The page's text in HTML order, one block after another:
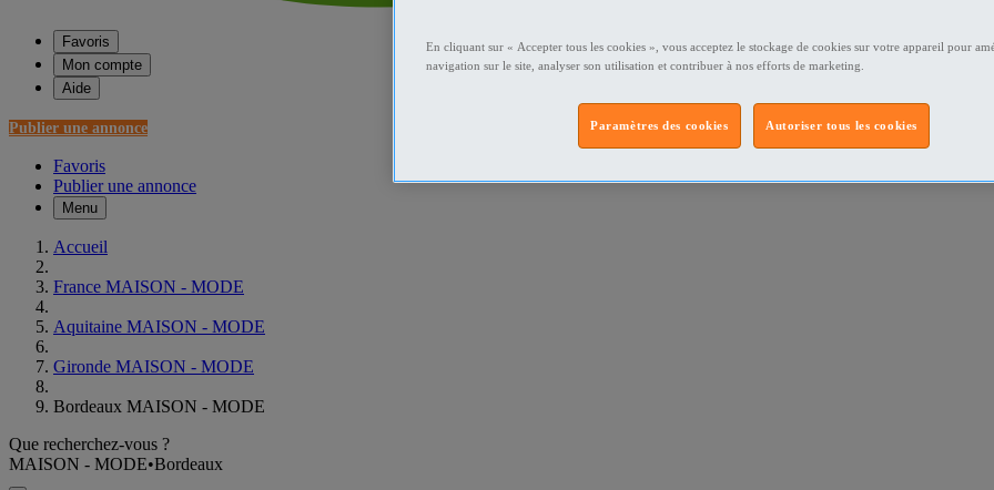
Favoris
Mon compte
Aide
Publier une annonce
Favoris
Publier une annonce
Menu
Accueil
France MAISON - MODE
Aquitaine MAISON - MODE
Gironde MAISON - MODE
Bordeaux MAISON - MODE
Que recherchez-vous ?
MAISON - MODE•Bordeaux
En cliquant sur « Accepter tous les cookies », vous acceptez le stockage de cookies sur votre appareil pour
navigation sur le site, analyser son utilisation et contribuer à nos efforts de marketing.
Autoriser tous les cookies
Paramètres des cookies